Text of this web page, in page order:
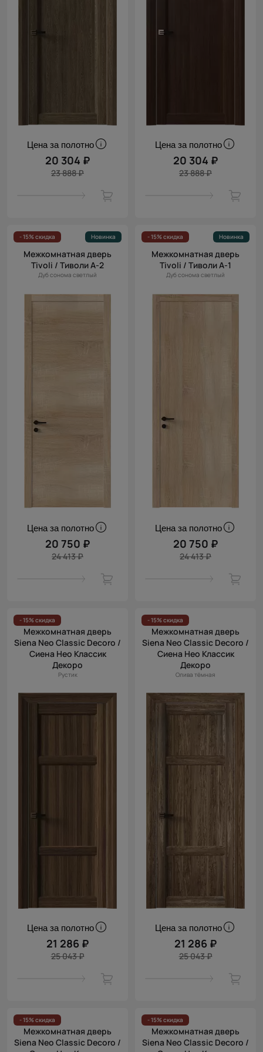
Цена за полотно
20 304 ₽
23 888 ₽
Цена за полотно
20 304 ₽
23 888 ₽
- 15% скидка Новинка
Межкомнатная дверь
Tivoli / Тиволи А-2
Дуб сонома светлый
Цена за полотно
20 750 ₽
24 413 ₽
- 15% скидка Новинка
Межкомнатная дверь
Tivoli / Тиволи А-1
Дуб сонома светлый
Цена за полотно
20 750 ₽
24 413 ₽
- 15% скидка
Межкомнатная дверь
Siena Neo Classic Decoro /
Сиена Нео Классик
Декоро
Рустик
Цена за полотно
21 286 ₽
25 043 ₽
- 15% скидка
Межкомнатная дверь
Siena Neo Classic Decoro /
Сиена Нео Классик
Декоро
Олива тёмная
Цена за полотно
21 286 ₽
25 043 ₽
- 15% скидка
Межкомнатная дверь
Siena Neo Classic Decoro /
- 15% скидка
Межкомнатная дверь
Siena Neo Classic Decoro /